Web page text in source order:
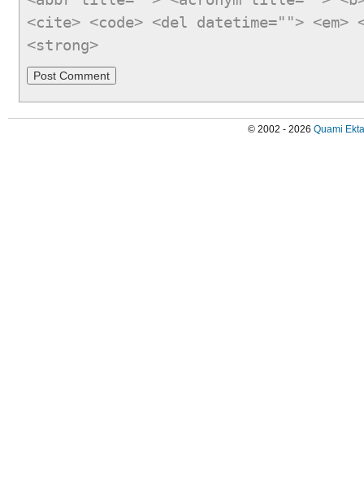
<cite> <code> <del datetime="">
<strong>
© 2002 - 2026 Quami